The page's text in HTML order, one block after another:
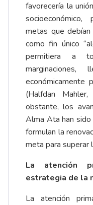
favorecería la
metas que
como fin único
permitiera a
económicamente
(Halfdan
obstante, los
Alma Ata han
formulan la
meta para superar
La atención
estrategia de la
La atención